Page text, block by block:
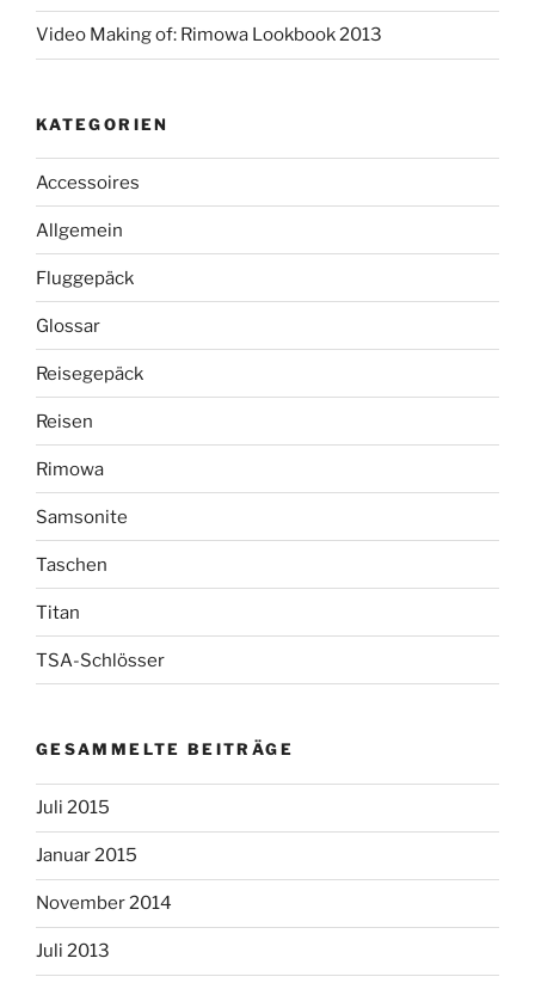
Video Making of: Rimowa Lookbook 2013
KATEGORIEN
Accessoires
Allgemein
Fluggepäck
Glossar
Reisegepäck
Reisen
Rimowa
Samsonite
Taschen
Titan
TSA-Schlösser
GESAMMELTE BEITRÄGE
Juli 2015
Januar 2015
November 2014
Juli 2013